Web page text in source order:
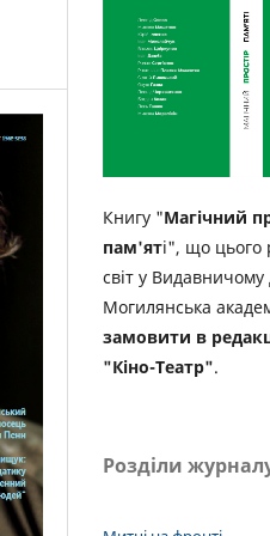
Книгу "Магічний
пам'яті", що цього
світ у
Могилянська
замовити в
"Кіно-Театр".
Розділи